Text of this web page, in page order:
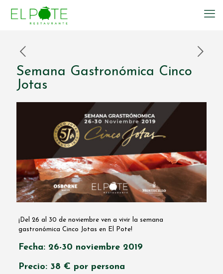
Semana Gastronómica Cinco
Jotas
¡Del 26 al 30 de noviembre ven a vivir la semana
gastronómica Cinco Jotas en El Pote!
Fecha:26-30 noviembre 2019
Precio: 38 € por persona